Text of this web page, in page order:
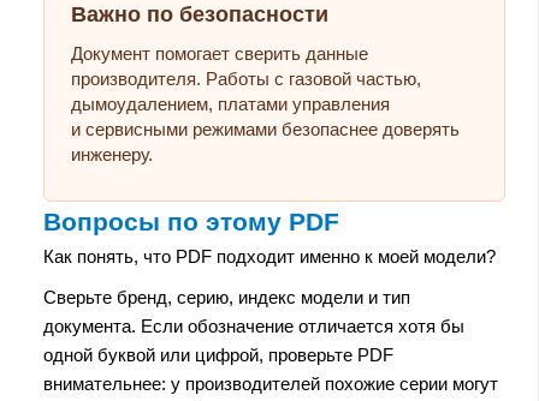
Важно по безопасности
Документ помогает сверить данные
производителя. Работы с газовой частью,
дымоудалением, платами управления
и сервисными режимами безопаснее доверять
инженеру.
Вопросы по этому PDF
Как понять, что PDF подходит именно к моей модели?
Сверьте бренд, серию, индекс модели и тип
документа. Если обозначение отличается хотя бы
одной буквой или цифрой, проверьте PDF
внимательнее: у производителей похожие серии могут